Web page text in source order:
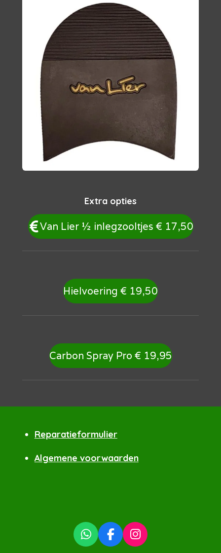
Extra opties
Van Lier ½ inlegzooltjes € 17,50
Hielvoering € 19,50
Carbon Spray Pro € 19,95
Reparatieformulier
Algemene voorwaarden
W
F
I